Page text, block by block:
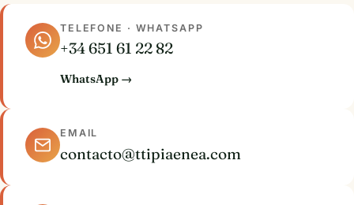
TELEFONE · WHATSAPP
+34 651 61 22 82
WhatsApp →
EMAIL
contacto@ttipiaenea.com